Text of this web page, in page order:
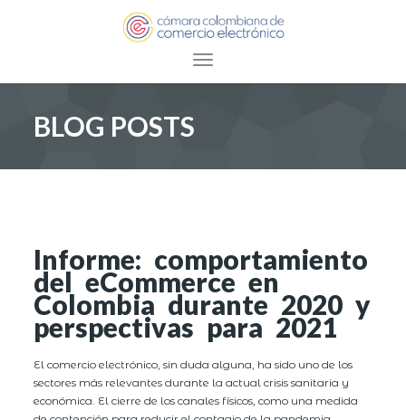
Toggle navigation
BLOG POSTS
Informe: comportamiento
del eCommerce en
Colombia durante 2020 y
perspectivas para 2021
El comercio electrónico, sin duda alguna, ha sido uno de los
sectores más relevantes durante la actual crisis sanitaria y
económica. El cierre de los canales físicos, como una medida